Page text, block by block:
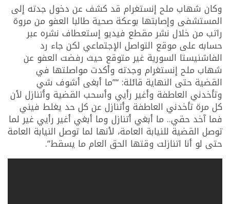
وكان شهاب ملح إنستغرام قد كشف عن دخول جدته إلى
المستشفى وإصابتها بوعكة صحية طالبا العفو من مروة
راتب من خلال نشر مقطع فيديو إستعطاف نشره عبر
حسابه على موقع التواصل الإجتماعي لكن جاء رد
الفاشنيستا السورية غير متوقع حيث رفضت العفو عن
شهاب ملح إنستغرام وجدته وأكدت مواصلتها في
القضية حتى النهاية قائلة: “”ما أبغى أشوف شي
وتأخدني العاطفة وأغير رأيي وأسحب القضية وأتنازل لأن
كل مرة تأخدني العاطفة وأتنازل عن كل حد يغلط فيني
فما آخد حقي.. ما أبغي أتنازل وما أبغي أغير رأيي غير لما
توصل القضية للنيابة العامة، لأنها لما توصل النيابة العامة
حتى لو أنا اتنازلت وقتها الحق العام ما يسقط”.